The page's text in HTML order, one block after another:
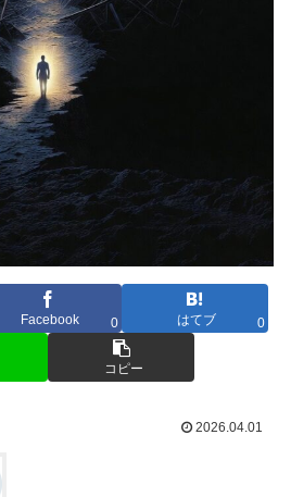
Facebook 0 はてブ 0
コピー
2026.04.01